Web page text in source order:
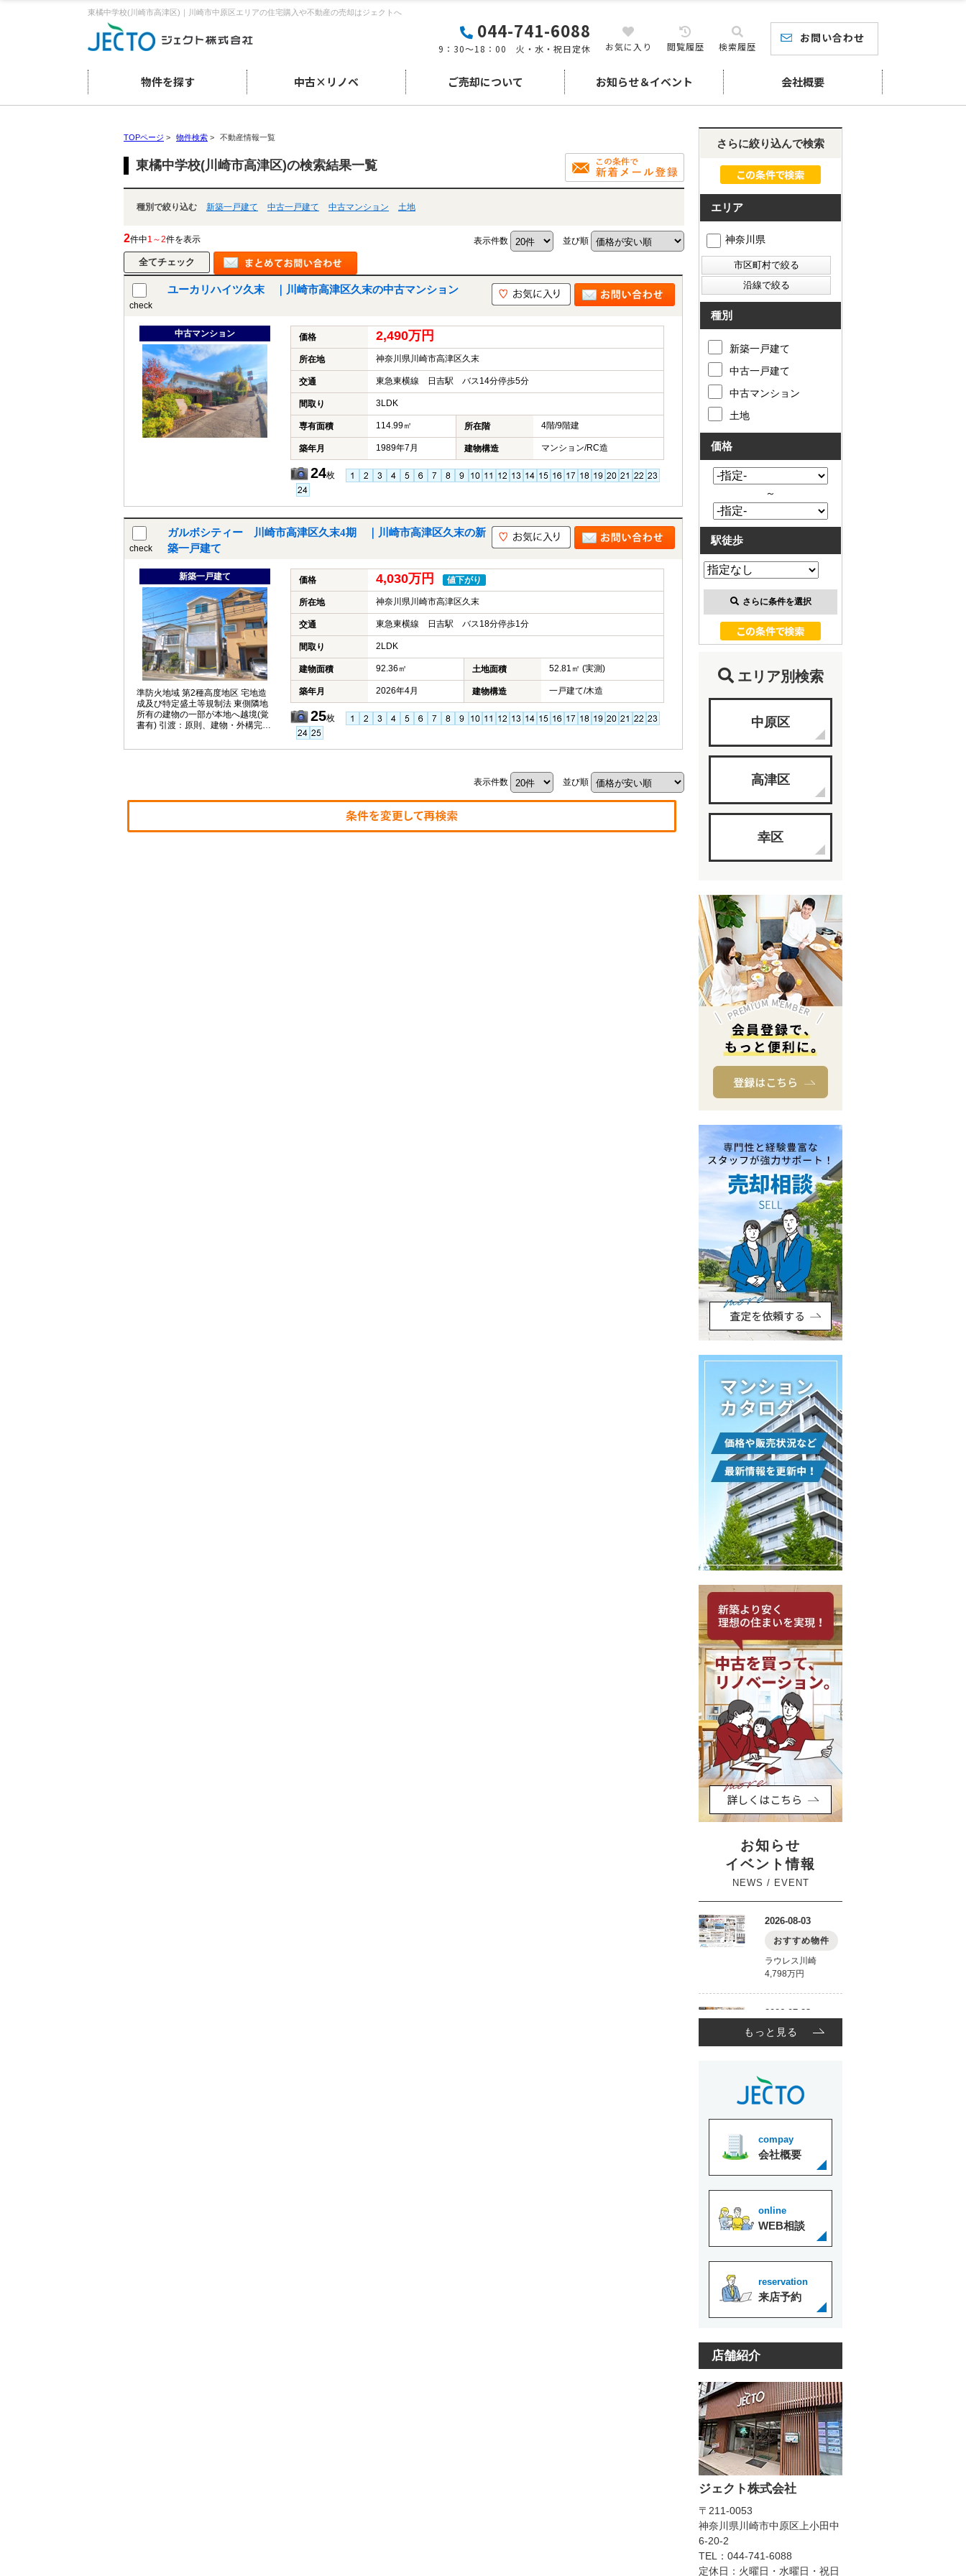
東橘中学校(川崎市高津区)｜川崎市中原区エリアの住宅購入や不動産の売却はジェクトへ
044-741-6088
9：30～18：00 火・水・祝日定休 お気に入り 閲覧履歴 検索履歴
お問い合わせ
物件を探す 中古×リノベ ご売却について お知らせ＆イベント 会社概要
TOPページ > 物件検索 > 不動産情報一覧
東橘中学校(川崎市高津区)の検索結果一覧
種別で絞り込む 新築一戸建て 中古一戸建て 中古マンション 土地
2件中1～2件を表示 表示件数 並び順
check
ユーカリハイツ久末 ｜川崎市高津区久末の中古マンション
中古マンション 価格 2,490万円
所在地 神奈川県川崎市高津区久末
交通 東急東横線 日吉駅 バス14分停歩5分
間取り 3LDK
専有面積 114.99㎡ 所在階 4階/9階建
築年月 1989年7月 建物構造 マンション/RC造
24枚
check
ガルボシティー 川崎市高津区久末4期 ｜川崎市高津区久末の新
築一戸建て
新築一戸建て
準防火地域 第2種高度地区 宅地造
成及び特定盛土等規制法 東側隣地
所有の建物の一部が本地へ越境(覚
書有) 引渡：原則、建物・外構完成
階車庫面積約9.23平米含
価格 4,030万円 値下がり
所在地 神奈川県川崎市高津区久末
交通 東急東横線 日吉駅 バス18分停歩1分
間取り 2LDK
建物面積 92.36㎡ 土地面積 52.81㎡ (実測)
築年月 2026年4月 建物構造 一戸建て/木造
25枚
表示件数 並び順
さらに絞り込んで検索
エリア
神奈川県
種別
新築一戸建て
中古一戸建て
中古マンション
土地
価格
～
駅徒歩
さらに条件を選択
エリア別検索
中原区
高津区
幸区
お知らせ
イベント情報
NEWS / EVENT
もっと見る
compay
会社概要
online
WEB相談
reservation
来店予約
店舗紹介
ジェクト株式会社
〒211-0053
神奈川県川崎市中原区上小田中
6-20-2
TEL：044-741-6088
定休日：火曜日・水曜日・祝日